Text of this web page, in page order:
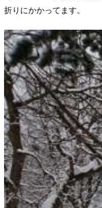
折りにかかってます。